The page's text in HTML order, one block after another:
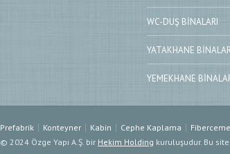
WC-DUŞ BINALARI
YATAKHANE
YEMEKHANE
Prefabrik Konteyner Kabin Cephe Kaplama
© 2024 Özge Yapı A.Ş. bir Hekim Holding kuruluşudur. Bu